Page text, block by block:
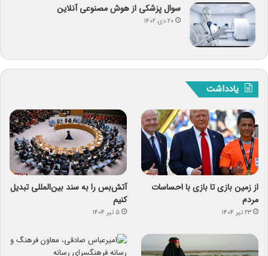
سوال پزشکی از هوش مصنوعی آنلاین
۲۰ دی ۱۴۰۲
یادداشت
از زمین بازی تا بازی با احساسات
مردم
۲۳ تیر ۱۴۰۴
آتش‌بس را به سند بین‌المللی تبدیل
کنیم
۵ تیر ۱۴۰۴